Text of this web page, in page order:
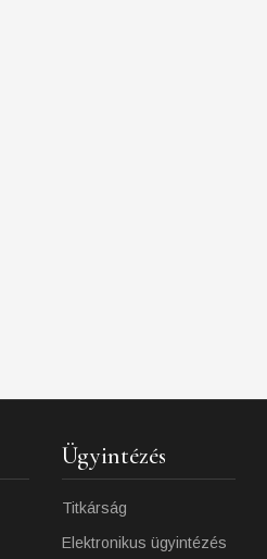
Ügyintézés
Titkárság
Elektronikus ügyintézés